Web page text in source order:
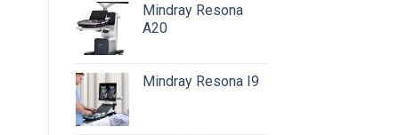
Mindray Resona
A20
Mindray Resona I9